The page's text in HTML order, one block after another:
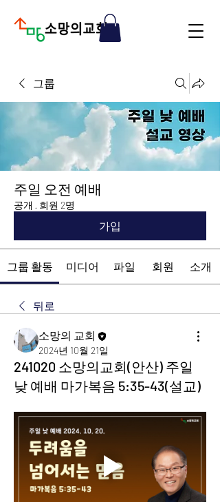
그룹
주일 오전 예배
공개 · 회원 2명
가입
그룹 활동 미디어 파일 회원 소개
뒤로
소망의 교회
2024년 10월 21일
241020 소망의교회(안산) 주일
낮 예배 마가복음 5:35-43(설교)